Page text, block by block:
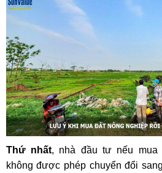
Thứ nhất, nhà đầu tư nếu mua
không được phép chuyển đổi